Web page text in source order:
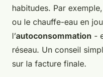
habitudes. Par
ou le chauffe-eau en
l’autoconsommation -
réseau. Un conseil
sur la facture finale.